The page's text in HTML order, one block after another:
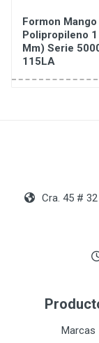
Formon
Polipropileno 1
Mm) Serie
115LA
Cra. 45 #
Marcas